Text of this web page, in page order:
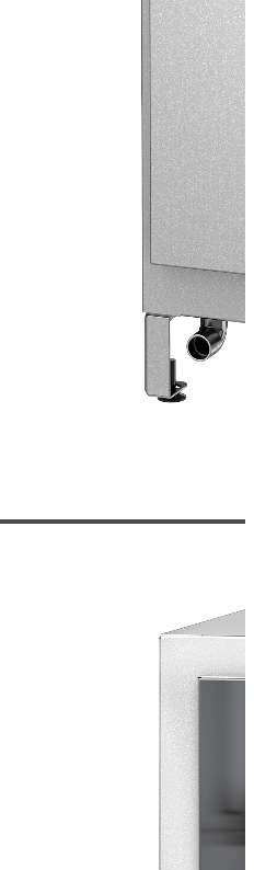
VARMEN UTM.250 с
термокамера